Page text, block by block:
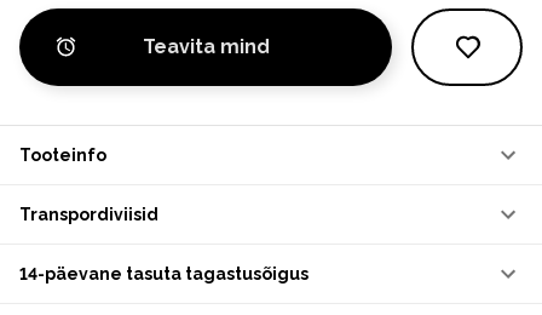
Teavita mind
Tooteinfo
Transpordiviisid
14-päevane tasuta tagastusõigus